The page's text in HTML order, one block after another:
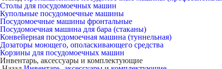
Столы для посудомоечных машин
Купольные посудомоечные машины
Посудомоечные машины фронтальные
Посудомоечная машина для бара (стаканы)
Конвейерная посудомоечная машина (туннельная)
Дозаторы моющего, ополаскивающего средства
Корзины для посудомоечных машин
Инвентарь, аксессуары и комплектующие